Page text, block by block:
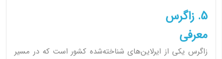
5. زاگرس
معرفی
زاگرس یکی از ایرلاین‌های شناخته‌شده کشور است که در مسیر